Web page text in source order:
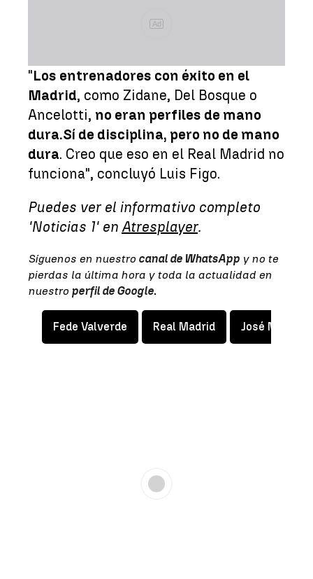
Ad
"Los entrenadores con éxito en el
Madrid, como Zidane, Del Bosque o
Ancelotti, no eran perfiles de mano
dura.Sí de disciplina, pero no de mano
dura. Creo que eso en el Real Madrid no
funciona", concluyó Luis Figo.
Puedes ver el informativo completo
'Noticias 1' en Atresplayer.
Síguenos en nuestro canal de WhatsApp y no te
pierdas la última hora y toda la actualidad en
nuestro perfil de Google.
Fede Valverde Real Madrid José